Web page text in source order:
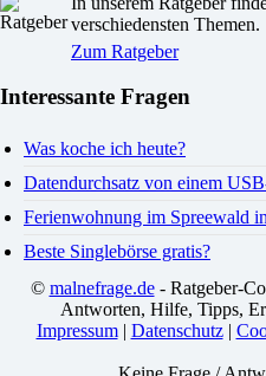
verschiedensten Themen.
Zum Ratgeber
Interessante Fragen
Was koche ich heute?
Datendurchsatz von einem
Ferienwohnung im Spreewald
Beste Singlebörse gratis?
© malnefrage.de- Ratgeber-
Antworten, Hilfe, Tipps,
Impressum| Datenschutz|